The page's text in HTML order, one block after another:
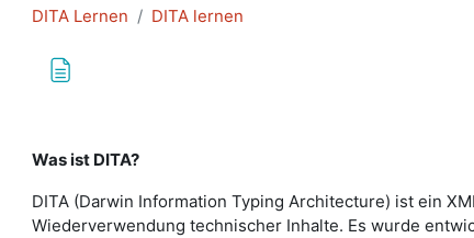
DITA Lernen
DITA lernen
Was ist DITA?
DITA (Darwin Information Typing Architecture) ist ein
Wiederverwendung technischer Inhalte. Es wurde